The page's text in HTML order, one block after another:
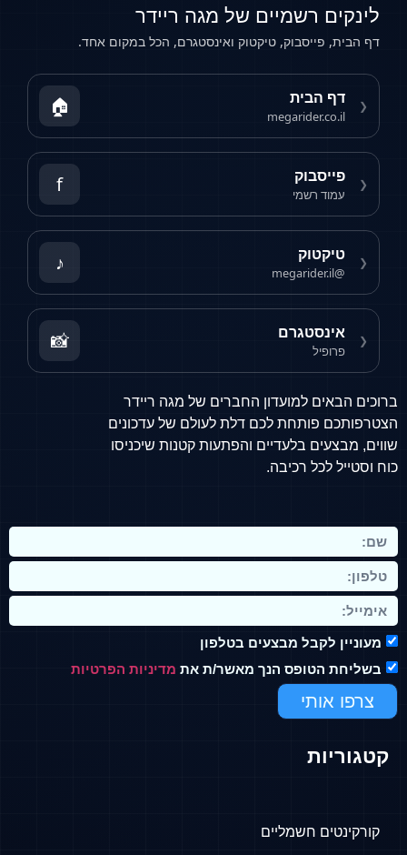
ברוכים הבאים למועדון החברים של מגה ריידר
הצטרפותכם פותחת לכם דלת לעולם של עדכונים
שווים, מבצעים בלעדיים והפתעות קטנות שיכניסו
כוח וסטייל לכל רכיבה.
מעוניין לקבל מבצעים בטלפון
בשליחת הטופס הנך מאשר/ת את מדיניות הפרטיות
צרפו אותי
קטגוריות
קורקינטים חשמליים
לינקים רשמיים של מגה ריידר
דף הבית, פייסבוק, טיקטוק ואינסטגרם, הכל במקום אחד.
❮ דף הבית
megarider.co.il
🏠
❮ פייסבוק
עמוד רשמי f
❮ טיקטוק
@megarider.il
♪
❮ אינסטגרם
פרופיל 📸